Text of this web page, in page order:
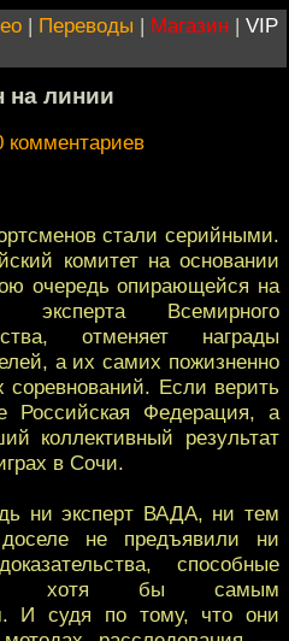
| Переводы | Магазин | VIP
на линии
комментариев
стали серийными.
комитет на основании
очередь опирающейся на
эксперта Всемирного
отменяет награды
а их самих пожизненно
соревнований. Если верить
Федерация, а
коллективный результат
в Сочи.
ни эксперт ВАДА, ни тем
не предъявили ни
способные
хотя бы самым
И судя по тому, что они